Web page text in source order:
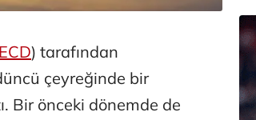
) tarafından
çeyreğinde bir
Bir önceki dönemde de